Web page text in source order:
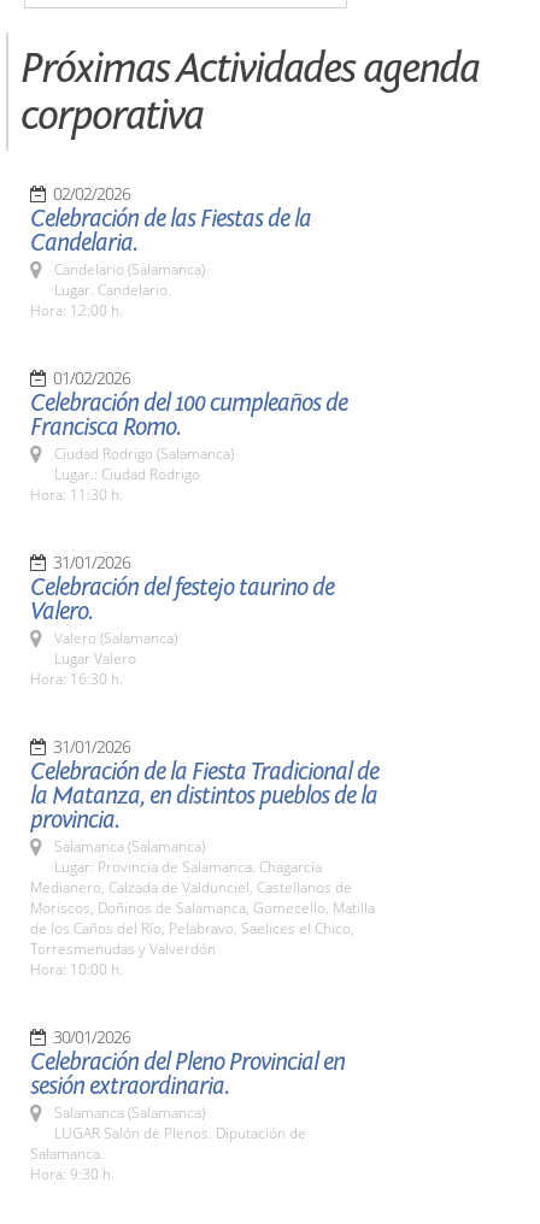
Próximas Actividades agenda
corporativa
02/02/2026
Celebración de las Fiestas de la
Candelaria.
Candelario (Salamanca)
Lugar. Candelario.
Hora: 12:00 h.
01/02/2026
Celebración del 100 cumpleaños de
Francisca Romo.
Ciudad Rodrigo (Salamanca)
Lugar.: Ciudad Rodrigo
Hora: 11:30 h.
31/01/2026
Celebración del festejo taurino de
Valero.
Valero (Salamanca)
Lugar Valero
Hora: 16:30 h.
31/01/2026
Celebración de la Fiesta Tradicional de
la Matanza, en distintos pueblos de la
provincia.
Salamanca (Salamanca)
Lugar: Provincia de Salamanca. Chagarcía
Medianero, Calzada de Valdunciel, Castellanos de
Moriscos, Doñinos de Salamanca, Gomecello, Matilla
de los Caños del Río, Pelabravo, Saelices el Chico,
Torresmenudas y Valverdón
Hora: 10:00 h.
30/01/2026
Celebración del Pleno Provincial en
sesión extraordinaria.
Salamanca (Salamanca)
LUGAR Salón de Plenos. Diputación de
Salamanca.
Hora: 9:30 h.